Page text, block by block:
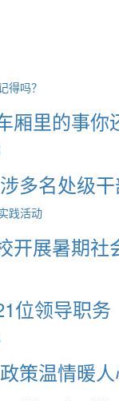
里的事你
多名处级
开展暑期社
位领导职务
策温情暖